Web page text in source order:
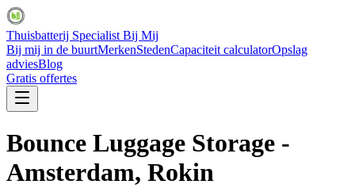
Thuisbatterij Specialist Bij Mij
Bij mij in de buurtMerkenStedenCapaciteit calculatorOpslag
adviesBlog
Gratis offertes
Bounce Luggage Storage -
Amsterdam, Rokin